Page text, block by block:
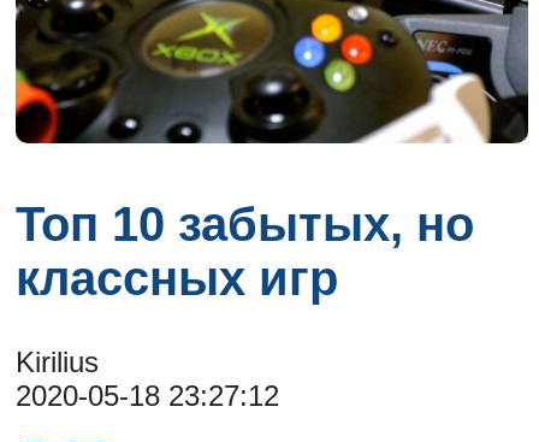
Топ 10 забытых, но
классных игр
Kirilius
2020-05-18 23:27:12